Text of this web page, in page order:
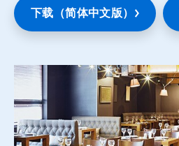
下载（简体中文版）